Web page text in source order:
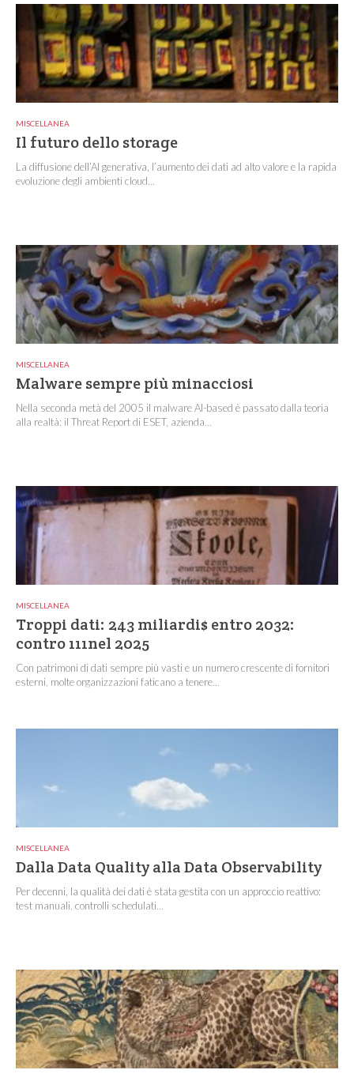
MISCELLANEA
Il futuro dello storage
La diffusione dell’AI generativa, l’aumento dei dati ad alto valore e la rapida
evoluzione degli ambienti cloud...
MISCELLANEA
Malware sempre più minacciosi
Nella seconda metà del 2005 il malware AI-based è passato dalla teoria
alla realtà: il Threat Report di ESET, azienda...
MISCELLANEA
Troppi dati: 243 miliardi$ entro 2032:
contro 111nel 2025
Con patrimoni di dati sempre più vasti e un numero crescente di fornitori
esterni, molte organizzazioni faticano a tenere...
MISCELLANEA
Dalla Data Quality alla Data Observability
Per decenni, la qualità dei dati è stata gestita con un approccio reattivo:
test manuali, controlli schedulati...